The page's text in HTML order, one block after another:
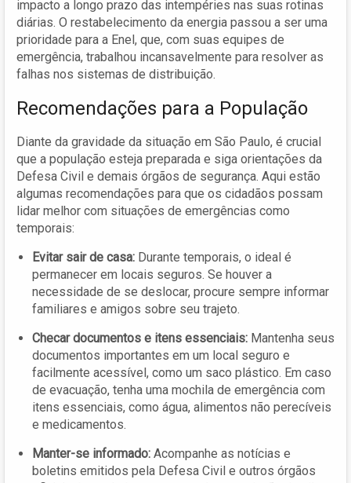
impacto a longo prazo das intempéries nas suas rotinas
diárias. O restabelecimento da energia passou a ser uma
prioridade para a Enel, que, com suas equipes de
emergência, trabalhou incansavelmente para resolver as
falhas nos sistemas de distribuição.
Recomendações para a População
Diante da gravidade da situação em São Paulo, é crucial
que a população esteja preparada e siga orientações da
Defesa Civil e demais órgãos de segurança. Aqui estão
algumas recomendações para que os cidadãos possam
lidar melhor com situações de emergências como
temporais:
Evitar sair de casa: Durante temporais, o ideal é
permanecer em locais seguros. Se houver a
necessidade de se deslocar, procure sempre informar
familiares e amigos sobre seu trajeto.
Checar documentos e itens essenciais: Mantenha seus
documentos importantes em um local seguro e
facilmente acessível, como um saco plástico. Em caso
de evacuação, tenha uma mochila de emergência com
itens essenciais, como água, alimentos não perecíveis
e medicamentos.
Manter-se informado: Acompanhe as notícias e
boletins emitidos pela Defesa Civil e outros órgãos